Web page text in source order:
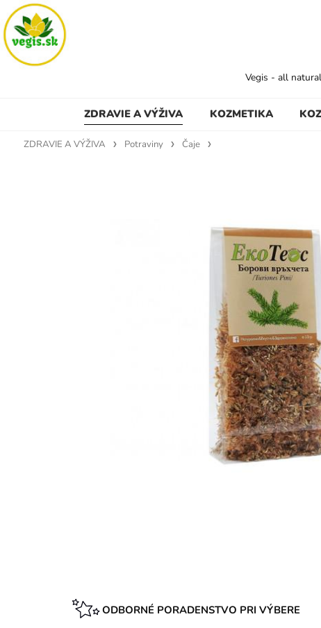
ZDRAVIE A VÝŽIVA KOZMETIKA
Vegis - all
ZDRAVIE A VÝŽIVA Potraviny Čaje
ODBORNÉ PORADENSTVO PRI VÝBERE